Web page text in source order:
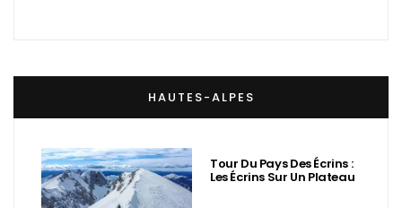
HAUTES-ALPES
Tour Du Pays Des Écrins :
Les Écrins Sur Un Plateau